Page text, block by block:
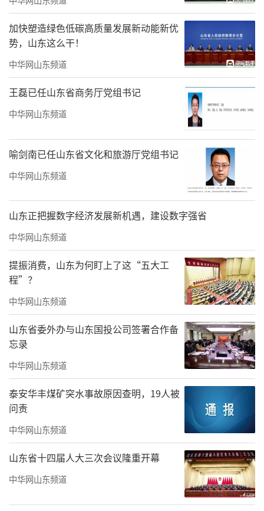
内核。
我曾有刑警系统的工作经历，这让我拥有
了不同于其他画家的创作视角，如同刑侦勘查
一般，抽丝剥茧、逼近真相。我习惯以侦破式
的思路考证历史，细致还原石油工人的样貌服
饰、器物等细节，还原荒原暴风雪的恶劣环
境，更深入体会铁人“宁可少活二十年，也要
拿下大油田”的豪迈气魄与坚定信念，将这份
深沉的精神内核真正融入作品。
加快塑造绿色低碳高质量发展新动能新优
势，山东这么干！
中华网山东频道
王磊已任山东省商务厅党组书记
中华网山东频道
喻剑南已任山东省文化和旅游厅党组书记
中华网山东频道
山东正把握数字经济发展新机遇，建设数字强省
中华网山东频道
提振消费，山东为何盯上了这“五大工
程”？
中华网山东频道
山东省委外办与山东国投公司签署合作备
忘录
中华网山东频道
泰安华丰煤矿突水事故原因查明，19人被
问责
中华网山东频道
山东省十四届人大三次会议隆重开幕
中华网山东频道